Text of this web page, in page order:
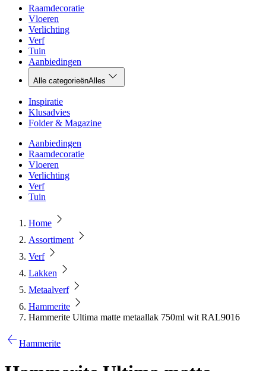
Raamdecoratie
Vloeren
Verlichting
Verf
Tuin
Aanbiedingen
Alle categorieënAlles
Inspiratie
Klusadvies
Folder & Magazine
Aanbiedingen
Raamdecoratie
Vloeren
Verlichting
Verf
Tuin
Home
Assortiment
Verf
Lakken
Metaalverf
Hammerite
Hammerite Ultima matte metaallak 750ml wit RAL9016
Hammerite